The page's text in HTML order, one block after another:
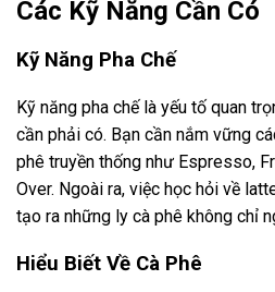
Các Kỹ Năng Cần Có
Kỹ Năng Pha Chế
Kỹ năng pha chế là yếu tố quan
cần phải có. Bạn cần nắm vững
phê truyền thống như Espresso,
Over. Ngoài ra, việc học hỏi về
tạo ra những ly cà phê không chỉ
Hiểu Biết Về Cà Phê